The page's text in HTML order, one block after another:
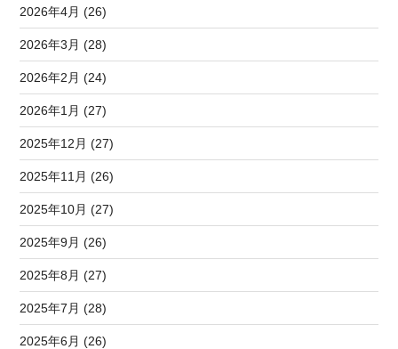
2026年4月 (26)
2026年3月 (28)
2026年2月 (24)
2026年1月 (27)
2025年12月 (27)
2025年11月 (26)
2025年10月 (27)
2025年9月 (26)
2025年8月 (27)
2025年7月 (28)
2025年6月 (26)